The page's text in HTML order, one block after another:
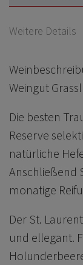
Weitere Details
Weingut Grassl
Die besten
Reserve
natürliche
Anschließend
monatige
Der St.
und ellegant.